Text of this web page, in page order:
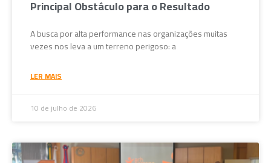
Principal Obstáculo para o Resultado
A busca por alta performance nas organizações muitas
vezes nos leva a um terreno perigoso: a
LER MAIS
10 de julho de 2026